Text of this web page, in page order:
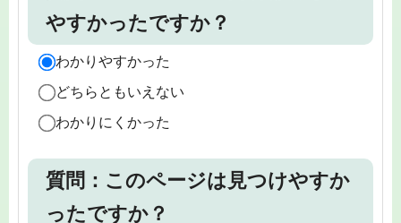
やすかったですか？
わかりやすかった
どちらともいえない
わかりにくかった
質問：このページは見つけやすか
ったですか？